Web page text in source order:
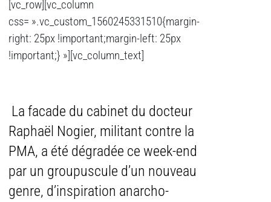
[vc_row][vc_column
css= ».vc_custom_1560245331510{margin-
right: 25px !important;margin-left: 25px
!important;} »][vc_column_text]
La facade du cabinet du docteur
Raphaël Nogier, militant contre la
PMA, a été dégradée ce week-end
par un groupuscule d’un nouveau
genre, d’inspiration anarcho-